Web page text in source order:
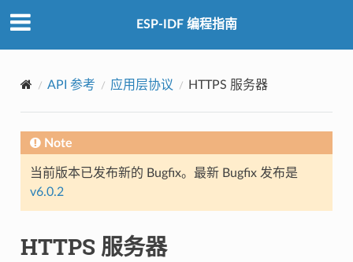
ESP-IDF 编程指南
API 参考 应用层协议 HTTPS 服务器
Note
当前版本已发布新的 Bugfix。最新 Bugfix 发布是
v6.0.2
HTTPS 服务器